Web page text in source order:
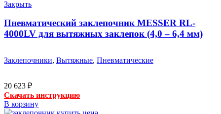
Закрыть
Пневматический заклепочник MESSER RL-
4000LV для вытяжных заклепок (4,0 – 6,4 мм)
Заклепочники, Вытяжные, Пневматические
20 623 ₽
Скачать инструкцию
В корзину